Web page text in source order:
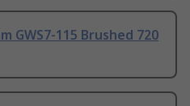
GWS7-115 Brushed 720